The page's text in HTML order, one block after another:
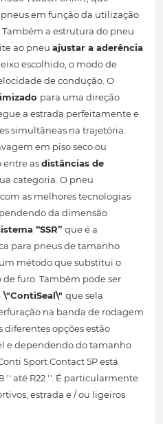
em função da utilização
a estrutura do pneu
ao pneu ajustar a aderência
escolhido, o modo de
de condução. O
para uma direção
a estrada perfeitamente e
simultâneas na trajetória.
em piso seco ou
entre asdistâncias de
categoria. O pneu
as melhores tecnologias
da dimensão
“SSR” que é a
para pneus de tamanho
método que substitui o
furo. Também pode ser
que sela
na banda de rodagem
opções estão
e dependendo do tamanho
Sport Contact 5P está
'' até R22 ''. É particularmente
estrada e / ou ligeiros